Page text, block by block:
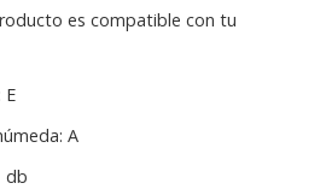
es compatible con tu
E
A
db